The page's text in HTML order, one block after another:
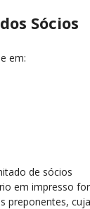
Sócios
em:
de sócios
em impresso
preponentes,